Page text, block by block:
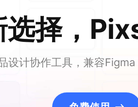
择，
设计协作工具，兼容